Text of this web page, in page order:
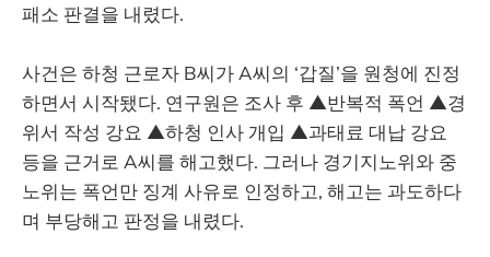
패소 판결을 내렸다.
사건은 하청 근로자 B씨가 A씨의 ‘갑질’을 원청에 진정
하면서 시작됐다. 연구원은 조사 후 ▲반복적 폭언 ▲경
위서 작성 강요 ▲하청 인사 개입 ▲과태료 대납 강요
등을 근거로 A씨를 해고했다. 그러나 경기지노위와 중
노위는 폭언만 징계 사유로 인정하고, 해고는 과도하다
며 부당해고 판정을 내렸다.